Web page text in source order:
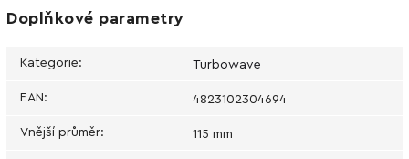
Doplňkové parametry
Kategorie: Turbowave
EAN: 4823102304694
Vnější průměr: 115 mm